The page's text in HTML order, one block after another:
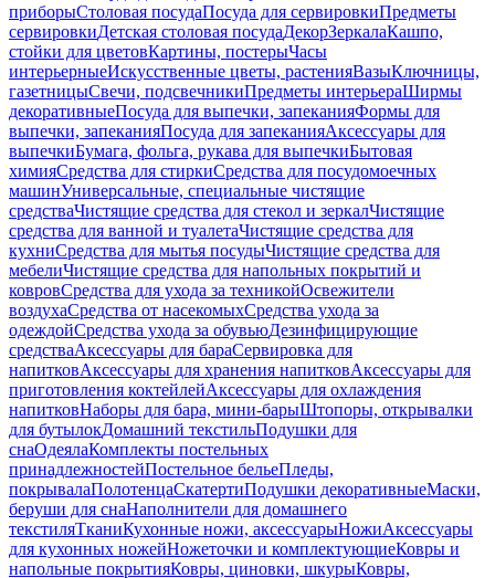
приборыСтоловая посудаПосуда для сервировкиПредметы
сервировкиДетская столовая посудаДекорЗеркалаКашпо,
стойки для цветовКартины, постерыЧасы
интерьерныеИскусственные цветы, растенияВазыКлючницы,
газетницыСвечи, подсвечникиПредметы интерьераШирмы
декоративныеПосуда для выпечки, запеканияФормы для
выпечки, запеканияПосуда для запеканияАксессуары для
выпечкиБумага, фольга, рукава для выпечкиБытовая
химияСредства для стиркиСредства для посудомоечных
машинУниверсальные, специальные чистящие
средстваЧистящие средства для стекол и зеркалЧистящие
средства для ванной и туалетаЧистящие средства для
кухниСредства для мытья посудыЧистящие средства для
мебелиЧистящие средства для напольных покрытий и
ковровСредства для ухода за техникойОсвежители
воздухаСредства от насекомыхСредства ухода за
одеждойСредства ухода за обувьюДезинфицирующие
средстваАксессуары для бараСервировка для
напитковАксессуары для хранения напитковАксессуары для
приготовления коктейлейАксессуары для охлаждения
напитковНаборы для бара, мини-барыШтопоры, открывалки
для бутылокДомашний текстильПодушки для
снаОдеялаКомплекты постельных
принадлежностейПостельное бельеПледы,
покрывалаПолотенцаСкатертиПодушки декоративныеМаски,
беруши для снаНаполнители для домашнего
текстиляТканиКухонные ножи, аксессуарыНожиАксессуары
для кухонных ножейНожеточки и комплектующиеКовры и
напольные покрытияКовры, циновки, шкурыКовры,